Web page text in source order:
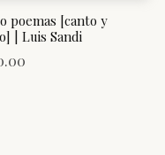
poemas [canto y
| Luis Sandi